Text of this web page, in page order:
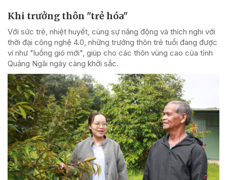
Khi trưởng thôn "trẻ hóa"
Với sức trẻ, nhiệt huyết, cùng sự năng động và thích nghi với
thời đại công nghệ 4.0, những trưởng thôn trẻ tuổi đang được
ví như "luồng gió mới", giúp cho các thôn vùng cao của tỉnh
Quảng Ngãi ngày càng khởi sắc.